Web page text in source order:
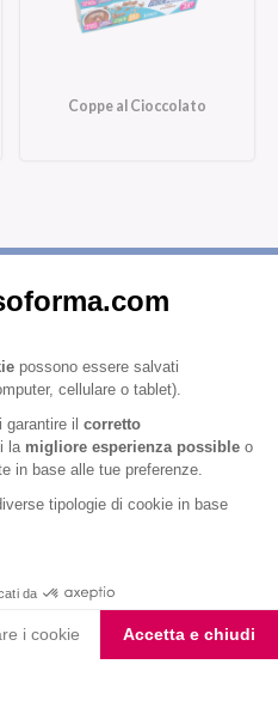
Coppe al Cioccolato
newsletter
all'iscrizione alla newsletter
Italia Spa